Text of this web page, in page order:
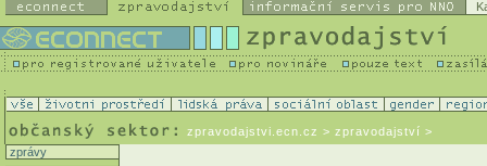
zpravodajstvi.ecn.cz > zpravodajství >
zprávy